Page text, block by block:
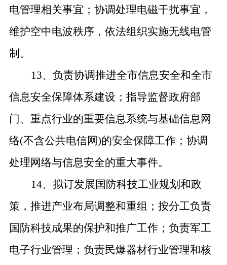
电管理相关事宜；协调处理电磁干扰事宜，
维护空中电波秩序，依法组织实施无线电管
制。
13、负责协调推进全市信息安全和全市
信息安全保障体系建设；指导监督政府部
门、重点行业的重要信息系统与基础信息网
络(不含公共电信网)的安全保障工作；协调
处理网络与信息安全的重大事件。
14、拟订发展国防科技工业规划和政
策，推进产业布局调整和重组；按分工负责
国防科技成果的保护和推广工作；负责军工
电子行业管理；负责民爆器材行业管理和核